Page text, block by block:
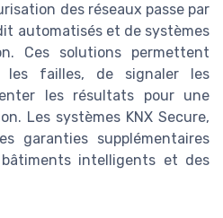
des réseaux passe par
automatisés et de systèmes
Ces solutions permettent
les failles, de signaler les
les résultats pour une
Les systèmes KNX Secure,
garanties supplémentaires
intelligents et des